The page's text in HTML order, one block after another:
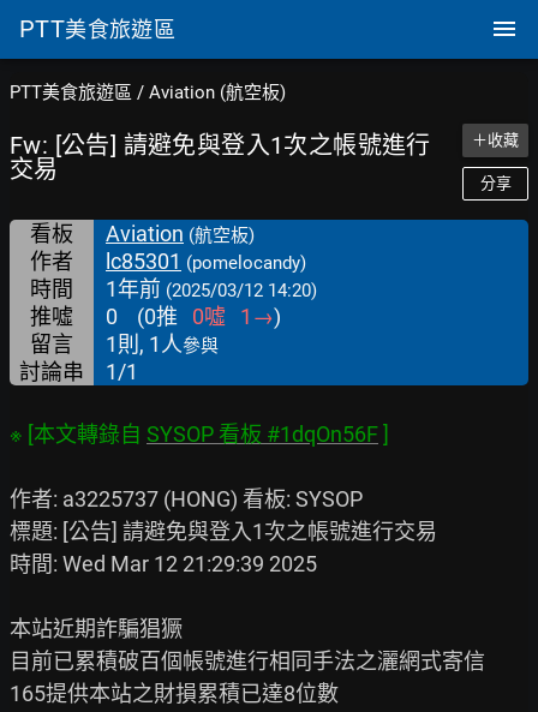
PTT美食旅遊區
PTT美食旅遊區 / Aviation (航空板)
Fw: [公告] 請避免與登入1次之帳號進行
交易
＋收藏
分享
看板 Aviation (航空板)
作者 lc85301 (pomelocandy)
時間 1年前 (2025/03/12 14:20)
推噓 0 (0推 0噓 1 →)
留言
1則, 1人參與
討論串 1/1
※ [本文轉錄自 SYSOP 看板 #1dqOn56F
作者: a3225737 (HONG) 看板: SYSOP
標題: [公告] 請避免與登入1次之帳號進行交易
時間: Wed Mar 12 21:29:39 2025
本站近期詐騙猖獗
目前已累積破百個帳號進行相同手法之灑網式寄信
165提供本站之財損累積已達8位數